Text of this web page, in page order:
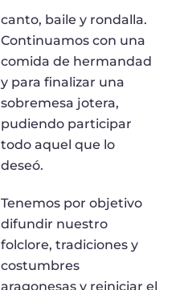
canto, baile y rondalla.
Continuamos con una
comida de hermandad
y para finalizar una
sobremesa jotera,
pudiendo participar
todo aquel que lo
deseó.
Tenemos por objetivo
difundir nuestro
folclore, tradiciones y
costumbres
aragonesas y reiniciar el